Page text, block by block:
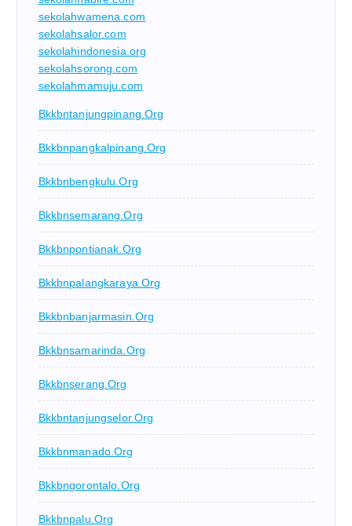
sekolahwamena.com
sekolahsalor.com
sekolahindonesia.org
sekolahsorong.com
sekolahmamuju.com
Bkkbntanjungpinang.org
Bkkbnpangkalpinang.org
Bkkbnbengkulu.org
Bkkbnsemarang.org
Bkkbnpontianak.org
Bkkbnpalangkaraya.org
Bkkbnbanjarmasin.org
Bkkbnsamarinda.org
Bkkbnserang.org
Bkkbntanjungselor.org
Bkkbnmanado.org
Bkkbngorontalo.org
Bkkbnpalu.org